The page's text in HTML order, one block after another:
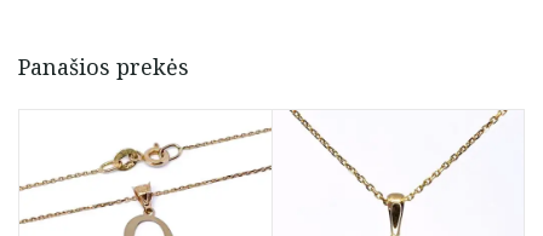
Panašios prekės